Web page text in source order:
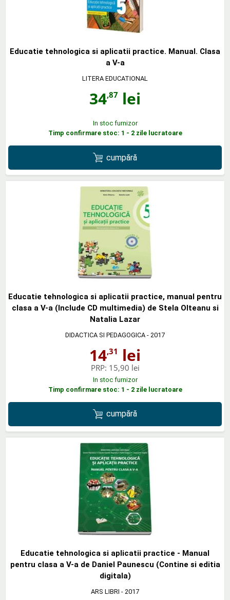
Educatie tehnologica si aplicatii practice. Manual. Clasa
a V-a
LITERA EDUCATIONAL
34,87 lei
In stoc furnizor
Timp confirmare stoc: 1 - 2 zile lucratoare
cumpără
Educatie tehnologica si aplicatii practice, manual pentru
clasa a V-a (Include CD multimedia) de Stela Olteanu si
Natalia Lazar
DIDACTICA SI PEDAGOGICA - 2017
14,31 lei
PRP: 15,90 lei
In stoc furnizor
Timp confirmare stoc: 1 - 2 zile lucratoare
cumpără
Educatie tehnologica si aplicatii practice - Manual
pentru clasa a V-a de Daniel Paunescu (Contine si editia
digitala)
ARS LIBRI - 2017